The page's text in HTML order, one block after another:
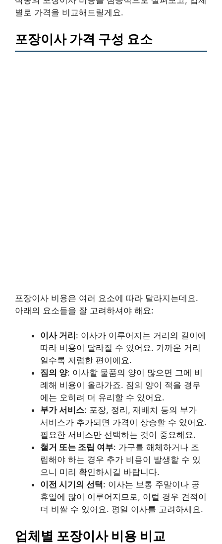
별로 가격을 비교해드릴게요.
포장이사 가격 구성 요소
포장이사 비용은 여러 요소에 따라 달라지는데요.
아래의 요소들을 잘 고려하셔야 해요:
이사 거리 : 이사가 이루어지는 거리의 길이에
따라 비용이 달라질 수 있어요. 가까운 거리
일수록 저렴한 편이에요.
짐의 양: 이사할 물품의 양이 많으면 그에 비
례해 비용이 올라가죠. 짐의 양이 적을 경우
에는 오히려 더 유리할 수 있어요.
부가 서비스: 포장, 정리, 재배치 등의 부가
서비스가 추가되면 가격이 상승할 수 있어요.
필요한 서비스만 선택하는 것이 중요해요.
철거 또는 조립 여부: 가구를 해체하거나 조
립해야 하는 경우 추가 비용이 발생할 수 있
으니 미리 확인하시길 바랍니다.
이전 시기의 선택: 이사는 보통 주말이나 공
휴일에 많이 이루어지므로, 이럴 경우 견적이
더 비쌀 수 있어요. 평일 이사를 고려하세요.
업체별 포장이사 비용 비교